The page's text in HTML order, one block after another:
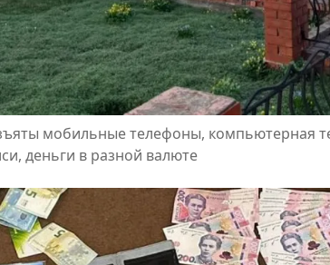
мобильные телефоны, компьютерная
деньги в разной валюте